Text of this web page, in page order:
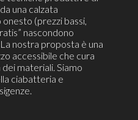
una calzata
(prezzi bassi,
nascondono
nostra proposta è una
accessibile che cura
materiali. Siamo
ciabatteria e